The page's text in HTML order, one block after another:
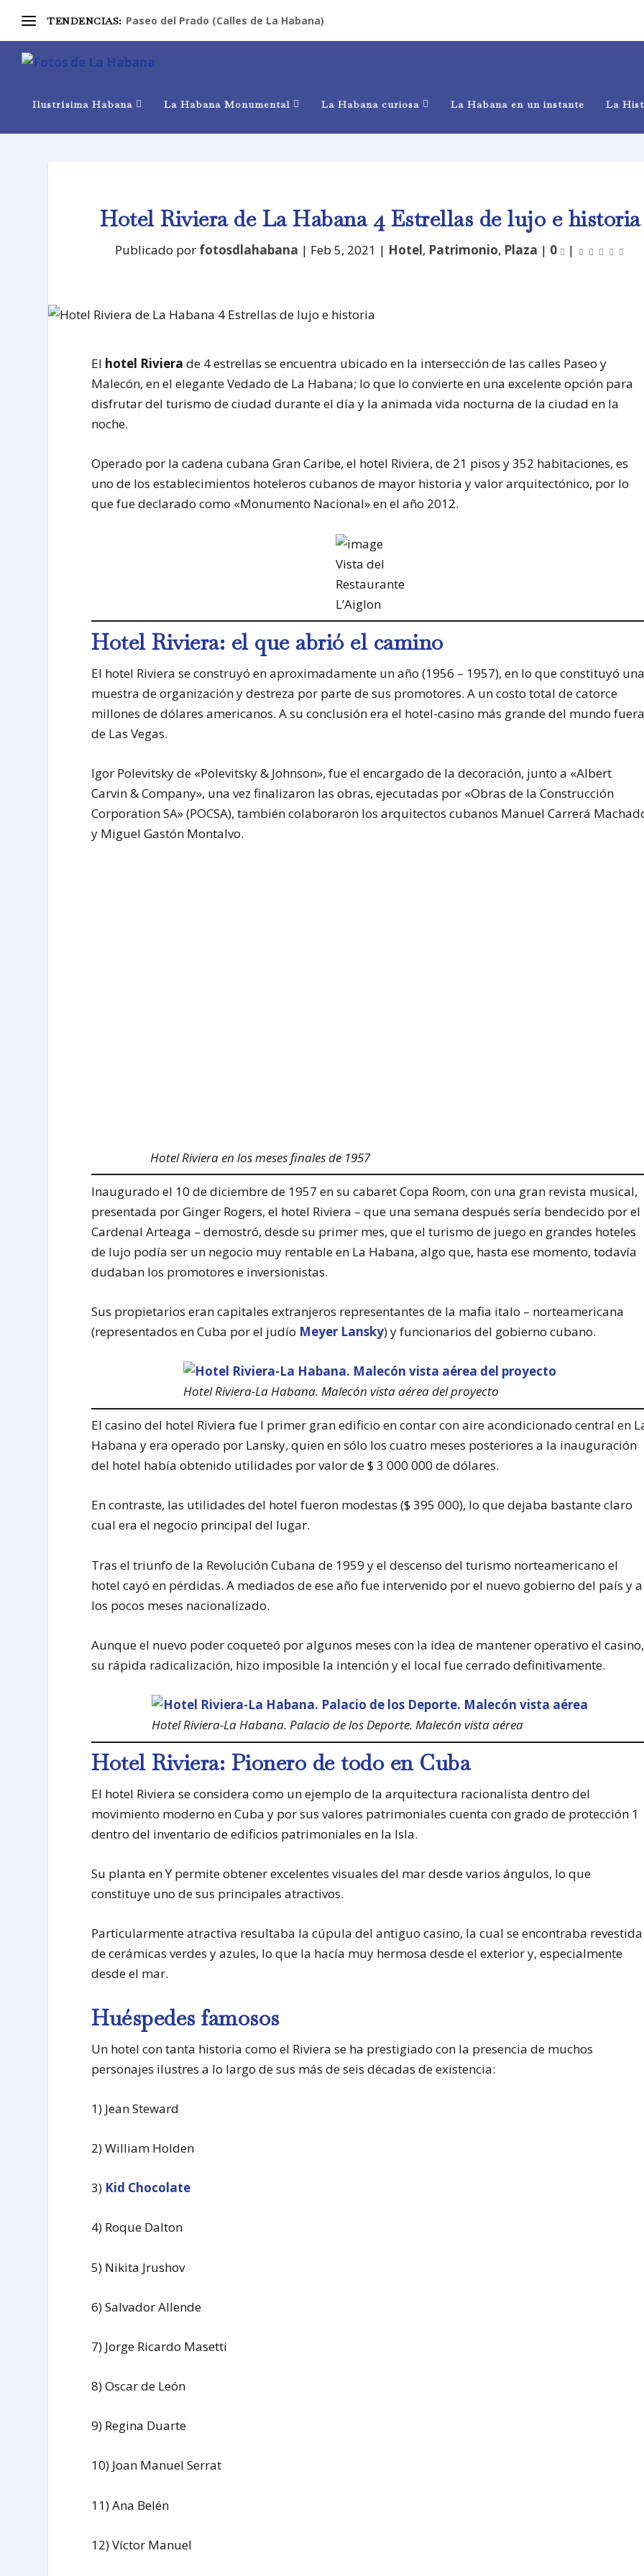
TENDENCIAS: Paseo del Prado (Calles de La Habana)
Ilustrísima Habana La Habana Monumental La Habana curiosa La Habana en un instante La
Hotel Riviera de La Habana 4 Estrellas de lujo e historia
Publicado por fotosdlahabana | Feb 5, 2021 | Hotel, Patrimonio, Plaza | 0 |
El hotel Riviera de 4 estrellas se encuentra ubicado en la intersección de las calles Paseo y
Malecón, en el elegante Vedado de La Habana; lo que lo convierte en una excelente opción para
disfrutar del turismo de ciudad durante el día y la animada vida nocturna de la ciudad en la
noche.
Operado por la cadena cubana Gran Caribe, el hotel Riviera, de 21 pisos y 352 habitaciones, es
uno de los establecimientos hoteleros cubanos de mayor historia y valor arquitectónico, por lo
que fue declarado como «Monumento Nacional» en el año 2012.
Vista del
Restaurante
L’Aiglon
Hotel Riviera: el que abrió el camino
El hotel Riviera se construyó en aproximadamente un año (1956 – 1957), en lo que constituyó
muestra de organización y destreza por parte de sus promotores. A un costo total de catorce
millones de dólares americanos. A su conclusión era el hotel-casino más grande del mundo
de Las Vegas.
Igor Polevitsky de «Polevitsky & Johnson», fue el encargado de la decoración, junto a «Albert
Carvin & Company», una vez finalizaron las obras, ejecutadas por «Obras de la Construcción
Corporation SA» (POCSA), también colaboraron los arquitectos cubanos Manuel Carrerá
y Miguel Gastón Montalvo.
Hotel Riviera en los meses finales de 1957
Inaugurado el 10 de diciembre de 1957 en su cabaret Copa Room, con una gran revista musical,
presentada por Ginger Rogers, el hotel Riviera – que una semana después sería bendecido por el
Cardenal Arteaga – demostró, desde su primer mes, que el turismo de juego en grandes hoteles
de lujo podía ser un negocio muy rentable en La Habana, algo que, hasta ese momento, todavía
dudaban los promotores e inversionistas.
Sus propietarios eran capitales extranjeros representantes de la mafia italo – norteamericana
(representados en Cuba por el judío Meyer Lansky) y funcionarios del gobierno cubano.
Hotel Riviera-La Habana. Malecón vista aérea del proyecto
El casino del hotel Riviera fue l primer gran edificio en contar con aire acondicionado central en
Habana y era operado por Lansky, quien en sólo los cuatro meses posteriores a la inauguración
del hotel había obtenido utilidades por valor de $ 3 000 000 de dólares.
En contraste, las utilidades del hotel fueron modestas ($ 395 000), lo que dejaba bastante claro
cual era el negocio principal del lugar.
Tras el triunfo de la Revolución Cubana de 1959 y el descenso del turismo norteamericano el
hotel cayó en pérdidas. A mediados de ese año fue intervenido por el nuevo gobierno del país y a
los pocos meses nacionalizado.
Aunque el nuevo poder coqueteó por algunos meses con la idea de mantener operativo el casino,
su rápida radicalización, hizo imposible la intención y el local fue cerrado definitivamente.
Hotel Riviera-La Habana. Palacio de los Deporte. Malecón vista aérea
Hotel Riviera: Pionero de todo en Cuba
El hotel Riviera se considera como un ejemplo de la arquitectura racionalista dentro del
movimiento moderno en Cuba y por sus valores patrimoniales cuenta con grado de protección 1
dentro del inventario de edificios patrimoniales en la Isla.
Su planta en Y permite obtener excelentes visuales del mar desde varios ángulos, lo que
constituye uno de sus principales atractivos.
Particularmente atractiva resultaba la cúpula del antiguo casino, la cual se encontraba revestida
de cerámicas verdes y azules, lo que la hacía muy hermosa desde el exterior y, especialmente
desde el mar.
Huéspedes famosos
Un hotel con tanta historia como el Riviera se ha prestigiado con la presencia de muchos
personajes ilustres a lo largo de sus más de seis décadas de existencia:
1) Jean Steward
2) William Holden
3) Kid Chocolate
4) Roque Dalton
5) Nikita Jrushov
6) Salvador Allende
7) Jorge Ricardo Masetti
8) Oscar de León
9) Regina Duarte
10) Joan Manuel Serrat
11) Ana Belén
12) Víctor Manuel